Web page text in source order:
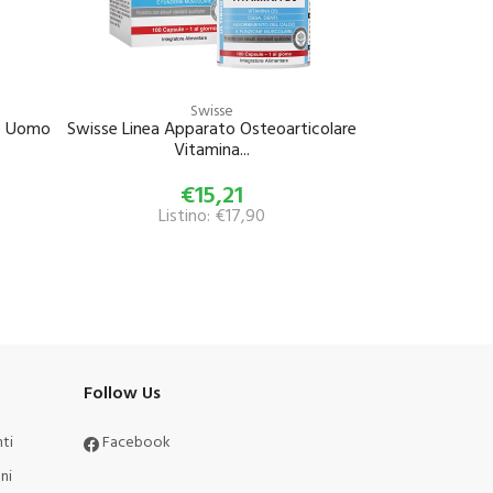
Uomo
Swisse
Swisse Linea Apparato Osteoarticolare
Vitamina...
€15,21
Listino: €17,90
Follow Us
Facebook